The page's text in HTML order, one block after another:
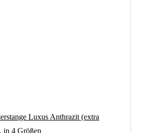
Luxus Anthrazit (extra
in 4 Größen